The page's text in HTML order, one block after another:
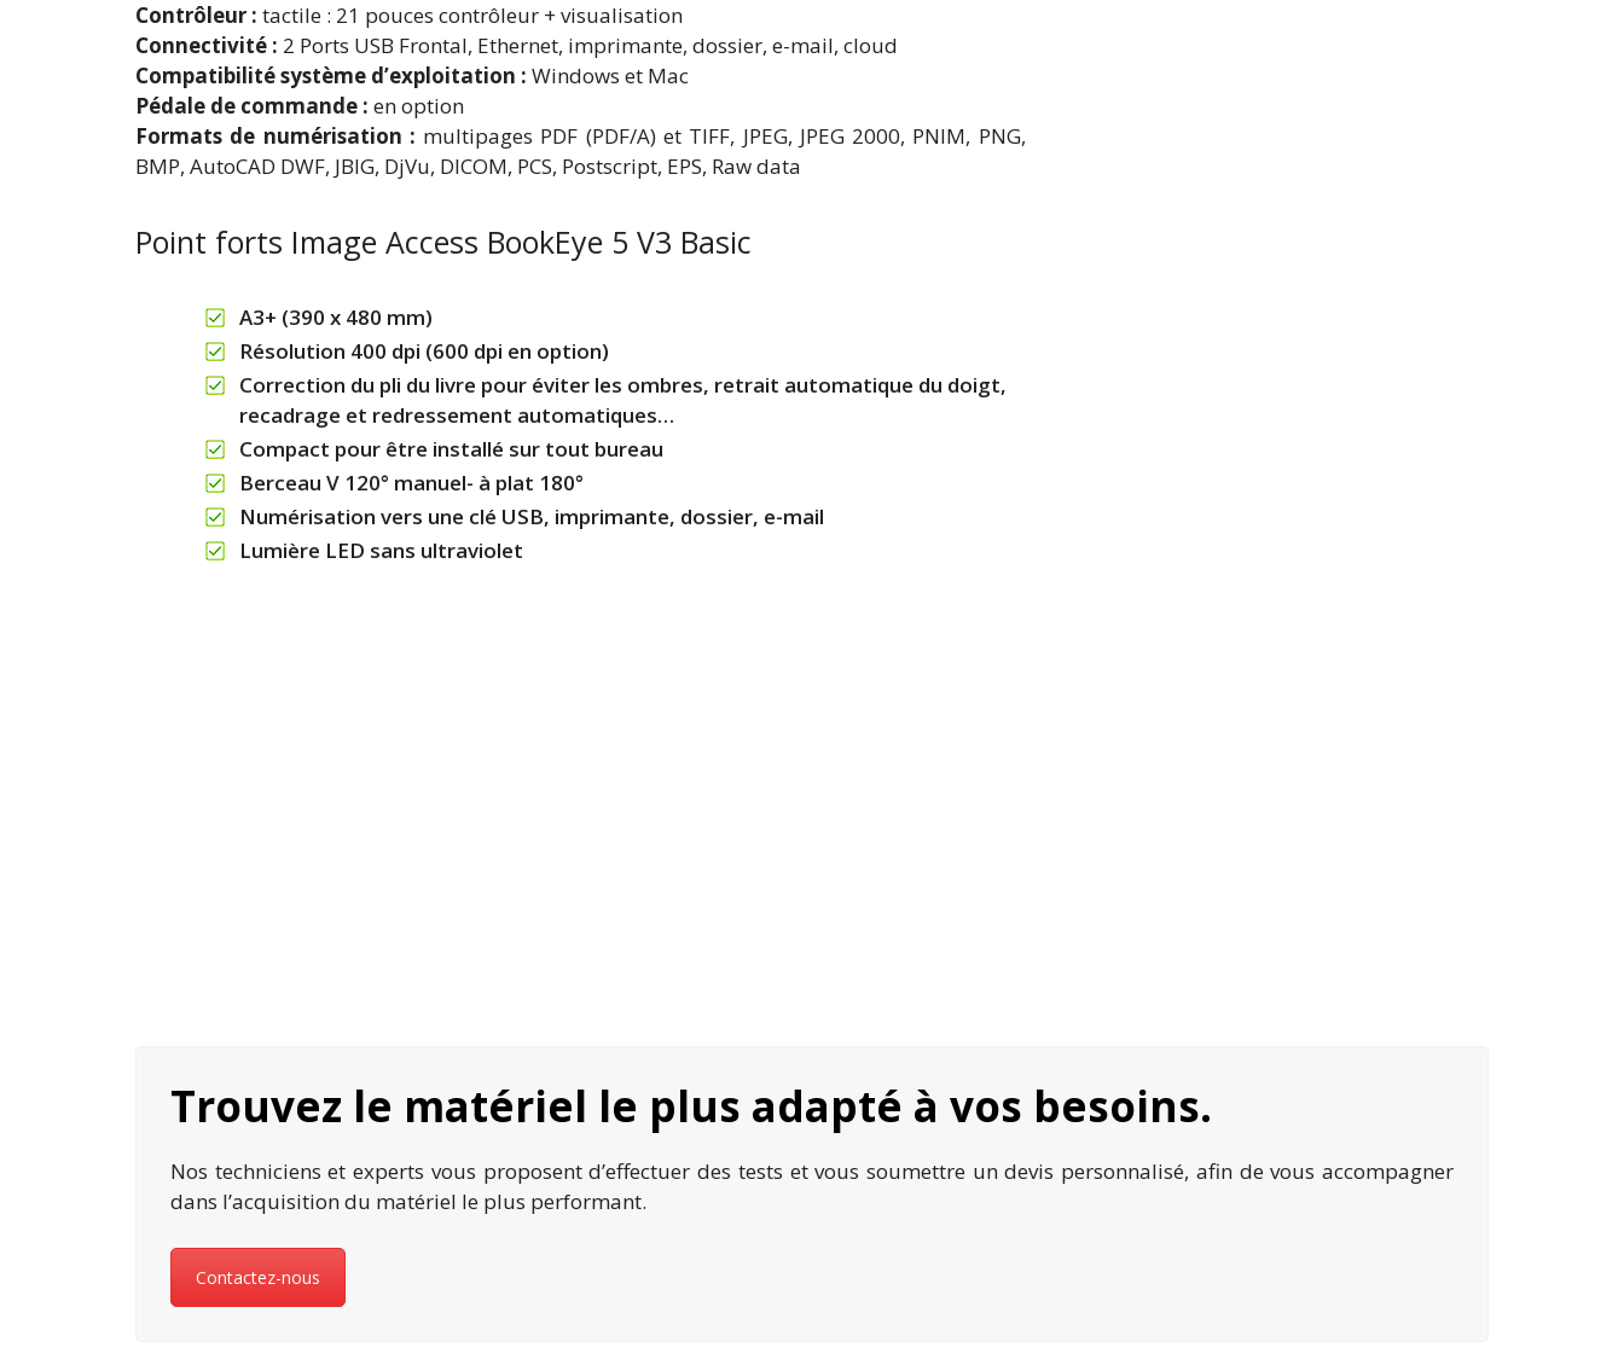
Contrôleur : tactile : 21 pouces contrôleur + visualisation
Connectivité : 2 Ports USB Frontal, Ethernet, imprimante, dossier, e-mail, cloud
Compatibilité système d’exploitation : Windows et Mac
Pédale de commande : en option
Formats de numérisation : multipages PDF (PDF/A) et TIFF, JPEG, JPEG 2000, PNIM, PNG,
BMP, AutoCAD DWF, JBIG, DjVu, DICOM, PCS, Postscript, EPS, Raw data
Point forts Image Access BookEye 5 V3 Basic
A3+ (390 x 480 mm)
Résolution 400 dpi (600 dpi en option)
Correction du pli du livre pour éviter les ombres, retrait automatique du doigt,
recadrage et redressement automatiques…
Compact pour être installé sur tout bureau
Berceau V 120° manuel- à plat 180°
Numérisation vers une clé USB, imprimante, dossier, e-mail
Lumière LED sans ultraviolet
Trouvez le matériel le plus adapté à vos besoins.
Nos techniciens et experts vous proposent d’effectuer des tests et vous soumettre un devis personnalisé, afin de vous accompagner
dans l’acquisition du matériel le plus performant.
Contactez-nous